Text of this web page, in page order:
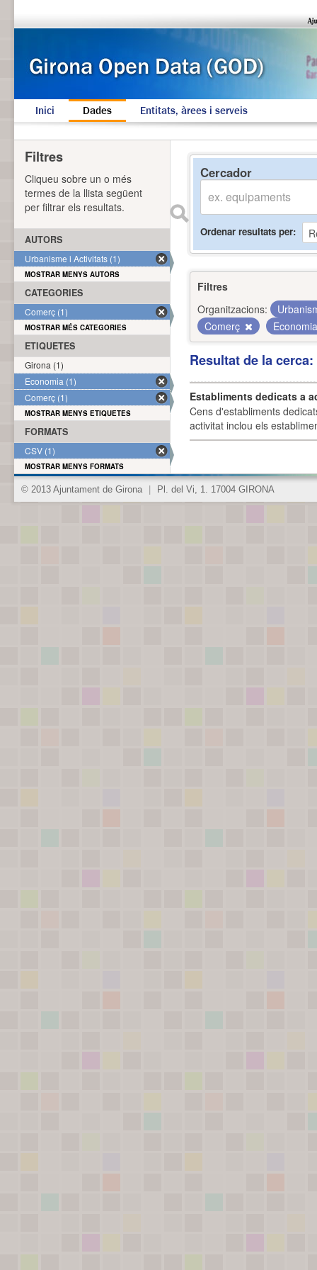
Inici Dades Entitats, àrees i serveis
Cercador
Ordenar resultats per
Filtres
Organitzacions:
Comerç
Resultat de la
Establiments dedicats a
Cens d'establiments
activitat inclou els
Filtres
Cliqueu sobre un o més
termes de la llista següent
per filtrar els resultats.
AUTORS
Urbanisme i Activitats (1)
MOSTRAR MENYS AUTORS
CATEGORIES
Comerç (1)
MOSTRAR MÉS CATEGORIES
ETIQUETES
Girona (1)
Economia (1)
Comerç (1)
MOSTRAR MENYS ETIQUETES
FORMATS
CSV (1)
MOSTRAR MENYS FORMATS
© 2013 Ajuntament de Girona Pl. del Vi, 1. 17004 GIRONA